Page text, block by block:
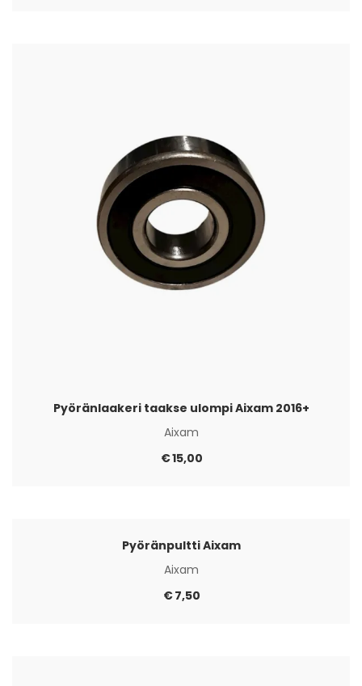
Pyöränlaakeri taakse ulompi Aixam 2016+
Aixam
€15,00
Pyöränpultti Aixam
Aixam
€7,50